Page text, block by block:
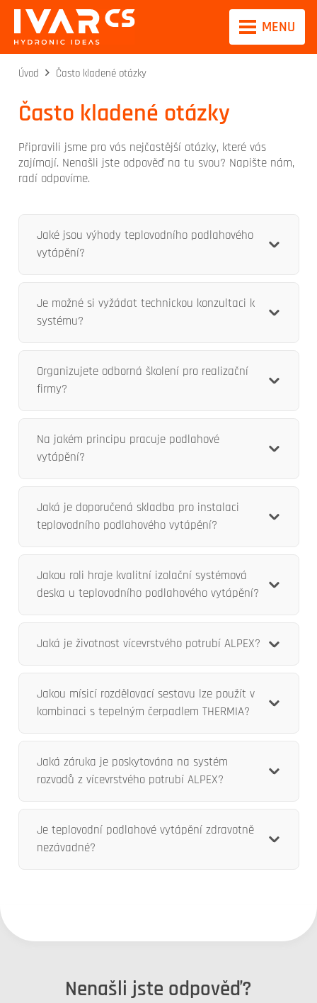
MENU
Úvod Často kladené otázky
Často kladené otázky
Připravili jsme pro vás nejčastější otázky, které vás
zajímají. Nenašli jste odpověď na tu svou? Napište nám,
radí odpovíme.
Jaké jsou výhody teplovodního podlahového
vytápění?
Je možné si vyžádat technickou konzultaci k
systému?
Organizujete odborná školení pro realizační
firmy?
Na jakém principu pracuje podlahové
vytápění?
Jaká je doporučená skladba pro instalaci
teplovodního podlahového vytápění?
Jakou roli hraje kvalitní izolační systémová
deska u teplovodního podlahového vytápění?
Jaká je životnost vícevrstvého potrubí ALPEX?
Jakou mísicí rozdělovací sestavu lze použít v
kombinaci s tepelným čerpadlem THERMIA?
Jaká záruka je poskytována na systém
rozvodů z vícevrstvého potrubí ALPEX?
Je teplovodní podlahové vytápění zdravotně
nezávadné?
Nenašli jste odpověď?